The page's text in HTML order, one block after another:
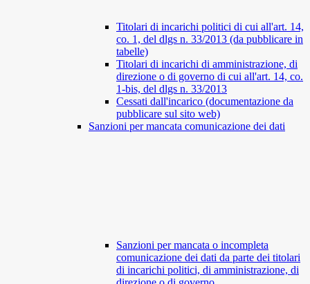
Titolari di incarichi politici di cui all'art. 14,
co. 1, del dlgs n. 33/2013 (da pubblicare in
tabelle)
Titolari di incarichi di amministrazione, di
direzione o di governo di cui all'art. 14, co.
1-bis, del dlgs n. 33/2013
Cessati dall'incarico (documentazione da
pubblicare sul sito web)
Sanzioni per mancata comunicazione dei dati
Sanzioni per mancata o incompleta
comunicazione dei dati da parte dei titolari
di incarichi politici, di amministrazione, di